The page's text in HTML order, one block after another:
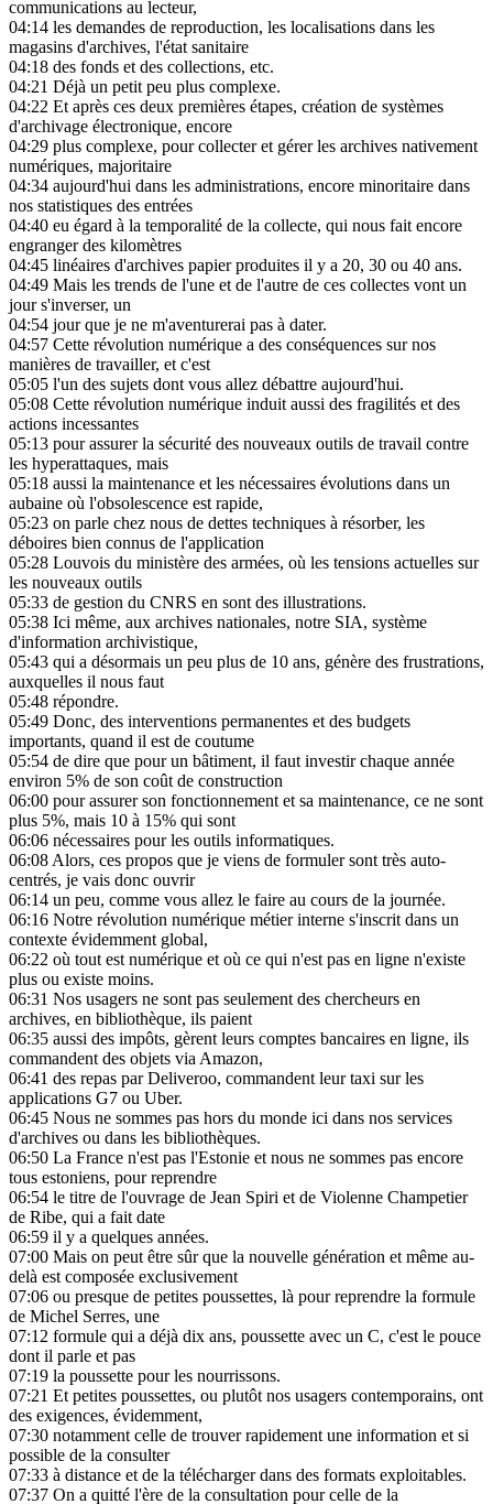
communications au lecteur,
04:14 les demandes de reproduction, les localisations dans les
magasins d'archives, l'état sanitaire
04:18 des fonds et des collections, etc.
04:21 Déjà un petit peu plus complexe.
04:22 Et après ces deux premières étapes, création de systèmes
d'archivage électronique, encore
04:29 plus complexe, pour collecter et gérer les archives nativement
numériques, majoritaire
04:34 aujourd'hui dans les administrations, encore minoritaire dans
nos statistiques des entrées
04:40 eu égard à la temporalité de la collecte, qui nous fait encore
engranger des kilomètres
04:45 linéaires d'archives papier produites il y a 20, 30 ou 40 ans.
04:49 Mais les trends de l'une et de l'autre de ces collectes vont un
jour s'inverser, un
04:54 jour que je ne m'aventurerai pas à dater.
04:57 Cette révolution numérique a des conséquences sur nos
manières de travailler, et c'est
05:05 l'un des sujets dont vous allez débattre aujourd'hui.
05:08 Cette révolution numérique induit aussi des fragilités et des
actions incessantes
05:13 pour assurer la sécurité des nouveaux outils de travail contre
les hyperattaques, mais
05:18 aussi la maintenance et les nécessaires évolutions dans un
aubaine où l'obsolescence est rapide,
05:23 on parle chez nous de dettes techniques à résorber, les
déboires bien connus de l'application
05:28 Louvois du ministère des armées, où les tensions actuelles sur
les nouveaux outils
05:33 de gestion du CNRS en sont des illustrations.
05:38 Ici même, aux archives nationales, notre SIA, système
d'information archivistique,
05:43 qui a désormais un peu plus de 10 ans, génère des frustrations,
auxquelles il nous faut
05:48 répondre.
05:49 Donc, des interventions permanentes et des budgets
importants, quand il est de coutume
05:54 de dire que pour un bâtiment, il faut investir chaque année
environ 5% de son coût de construction
06:00 pour assurer son fonctionnement et sa maintenance, ce ne sont
plus 5%, mais 10 à 15% qui sont
06:06 nécessaires pour les outils informatiques.
06:08Alors, ces propos que je viens de formuler sont très auto-
centrés, je vais donc ouvrir
06:14 un peu, comme vous allez le faire au cours de la journée.
06:16 Notre révolution numérique métier interne s'inscrit dans un
contexte évidemment global,
06:22 où tout est numérique et où ce qui n'est pas en ligne n'existe
plus ou existe moins.
06:31 Nos usagers ne sont pas seulement des chercheurs en
archives, en bibliothèque, ils paient
06:35 aussi des impôts, gèrent leurs comptes bancaires en ligne, ils
commandent des objets via Amazon,
06:41 des repas par Deliveroo, commandent leur taxi sur les
applications G7 ou Uber.
06:45 Nous ne sommes pas hors du monde ici dans nos services
d'archives ou dans les bibliothèques.
06:50 La France n'est pas l'Estonie et nous ne sommes pas encore
tous estoniens, pour reprendre
06:54 le titre de l'ouvrage de Jean Spiri et de Violenne Champetier
de Ribe, qui a fait date
06:59 il y a quelques années.
07:00 Mais on peut être sûr que la nouvelle génération et même au-
delà est composée exclusivement
07:06 ou presque de petites poussettes, là pour reprendre la formule
de Michel Serres, une
07:12 formule qui a déjà dix ans, poussette avec un C, c'est le pouce
dont il parle et pas
07:19 la poussette pour les nourrissons.
07:21 Et petites poussettes, ou plutôt nos usagers contemporains, ont
des exigences, évidemment,
07:30 notamment celle de trouver rapidement une information et si
possible de la consulter
07:33 à distance et de la télécharger dans des formats exploitables.
07:37 On a quitté l'ère de la consultation pour celle de la